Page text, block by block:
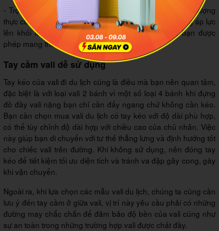
- Trọng lượng nhẹ: Trước khi mua, cần cân nhắc trọng lượng
thực của chiếc vali, nếu chiếc vali quá nặng sẽ gây tăng áp lực
lên khối lượng hành lý, lố mức cân quy định mà bạn được
phép mang theo.
Tay cầm vali dễ sử dụng
Tay kéo của vali đi du lịch cũng là điều mà bạn nên quan tâm,
đặc biệt là với loại vali 2 bánh vì một số loại 4 bánh khi đựng
đồ đầy vali nặng bạn chỉ cần đẩy ngang chứ không cần kéo.
Bạn cần chọn mua vali du lịch có tay kéo với độ dài phù hợp,
có thể tùy chỉnh độ dài hợp với chiều cao của chủ nhân. Việc
này giúp bạn di chuyển với tư thế thẳng lưng và định hướng tốt
cho chiếc vali trên đường. Khi không sử dụng, nên đóng tay
kéo để tiết kiệm tối ưu diện tích và tránh va đập gây cong, gãy
khi vận chuyển.
Ngoài ra, khi lựa chọn các mẫu vali du lịch, chúng ta cũng cần
lưu ý đến tay cầm ở giữa vali, vị trí này yêu cầu phải có những
đường may chắc chắn để đảm bảo độ bền của vali cũng như
sự an toàn trong những trường hợp vali được chất đầy.